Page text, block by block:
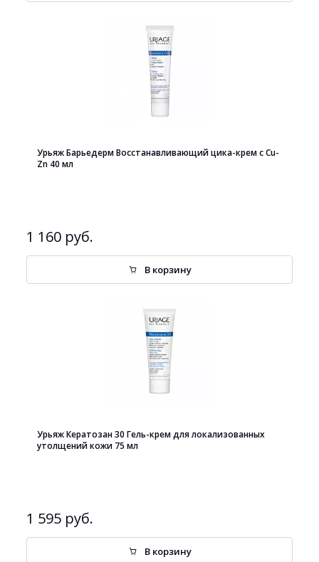
Урьяж Барьедерм Восстанавливающий цика-крем с Cu-
Zn 40 мл
1 160 руб.
В корзину
Урьяж Кератозан 30 Гель-крем для локализованных
утолщений кожи 75 мл
1 595 руб.
В корзину